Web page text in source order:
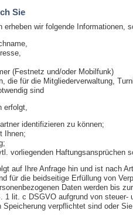
Sie
erheben wir folgende Informationen,
(Festnetz und/oder Mobilfunk)
die für die Mitgliederverwaltung,
sind
erfolgt,
identifizieren zu können;
Ihnen;
vorliegenden Haftungsansprüchen
auf Ihre Anfrage hin und ist nach
für die beidseitige Erfüllung von
Daten werden bis
1 lit. c DSGVO aufgrund von
Speicherung verpflichtet sind oder